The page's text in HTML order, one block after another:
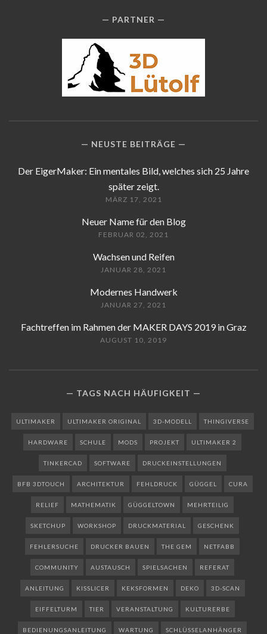
PARTNER
NEUSTE BEITRÄGE
Der EigerMaker: Ein mentales Bild, welches sich 25 Jahre
später zeigt.
MÄRZ 17, 2021
Neuer Name für den Blog
FEBRUAR 02, 2021
Wachsen und Reifen
JANUAR 28, 2021
Modernes Handwerk
JANUAR 27, 2021
Fachtreffen im Rahmen der MAKER DAYS 2019 in Graz
AUGUST 10, 2019
TAGS NACH HÄUFIGKEIT
ULTIMAKER ULTIMAKER ORIGINAL 3D-MODELL THINGIVERSE
HARDWARE SCHULE MODS PROJEKT ULTIMAKER 2
TINKERCAD SOFTWARE DRUCKEINSTELLUNGEN
BFB 3DTOUCH ARCHITEKTUR FEHLDRUCK GÜGGEL CURA
RELIEF MATHEMATIK GÜGGELTOWN MEHRTEILIG
SKETCHUP WORKSHOP DRUCKMATERIAL GESCHENK
FEHLERSUCHE DRUCKER BAUEN THE GEM NETFABB
COMMUNITY AUSTAUSCH SPIELSACHEN REFERAT
ANLEITUNG KISSLICER KEKSFORMEN DEKO 3D-SCAN
EIFFELTURM TIER VERANSTALTUNG KULTURERBE
BEDIENUNGSANLEITUNG WARTUNG SCHLÜSSELANHÄNGER